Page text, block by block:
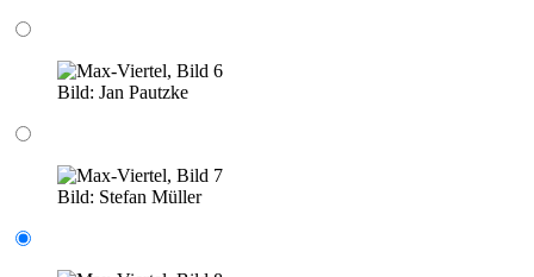
Bild: Jan Pautzke
Bild: Stefan Müller